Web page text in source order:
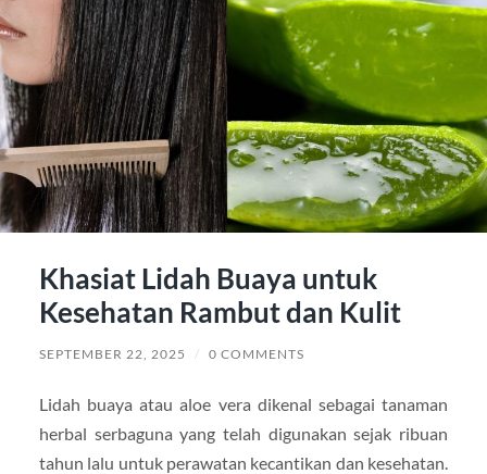
Khasiat Lidah Buaya untuk
Kesehatan Rambut dan Kulit
SEPTEMBER 22, 2025 / 0 COMMENTS
Lidah buaya atau aloe vera dikenal sebagai tanaman
herbal serbaguna yang telah digunakan sejak ribuan
tahun lalu untuk perawatan kecantikan dan kesehatan.